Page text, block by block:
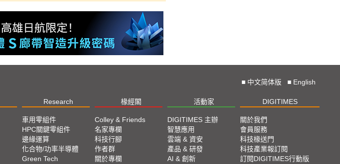
■ 中文简体版 ■ English
Research 椽經閣 活動家 DIGITIMES
車用零組件
HPC關鍵零組件
邊緣運算
化合物/功率半導體
Green Tech
Colley & Friends
名家專欄
科技行腳
作者群
關於專欄
DIGITIMES 主辦
智慧應用
雲端 & 資安
產品 & 研發
AI & 創新
關於我們
會員服務
科技椽送門
科技產業報訂閱
訂閱DIGITIMES行動版